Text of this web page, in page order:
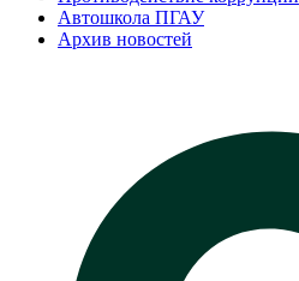
Автошкола ПГАУ
Архив новостей